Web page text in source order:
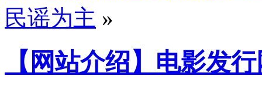
民谣为主 »
【网站介绍】电影发